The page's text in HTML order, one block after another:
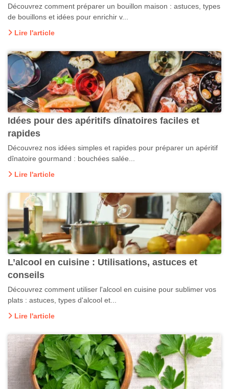
Découvrez comment préparer un bouillon maison : astuces, types
de bouillons et idées pour enrichir v...
Lire l'article
Idées pour des apéritifs dînatoires faciles et
rapides
Découvrez nos idées simples et rapides pour préparer un apéritif
dînatoire gourmand : bouchées salée...
Lire l'article
L’alcool en cuisine : Utilisations, astuces et
conseils
Découvrez comment utiliser l'alcool en cuisine pour sublimer vos
plats : astuces, types d'alcool et...
Lire l'article